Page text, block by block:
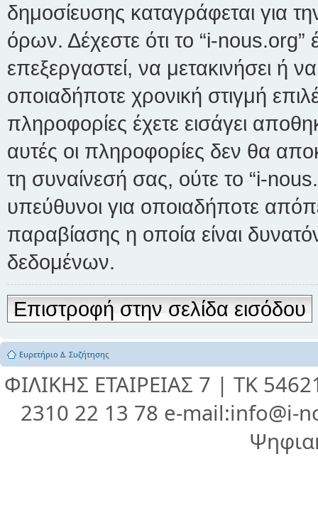
δημοσίευσης καταγράφεται για
όρων. Δέχεστε ότι το “i-nous.org”
επεξεργαστεί, να μετακινήσει ή
οποιαδήποτε χρονική στιγμή
πληροφορίες έχετε εισάγει
αυτές οι πληροφορίες δεν θα
τη συναίνεσή σας, ούτε το “i-
υπεύθυνοι για οποιαδήποτε
παραβίασης η οποία είναι
δεδομένων.
Επιστροφή στην σελίδα εισόδου
Ευρετήριο Δ. Συζήτησης
ΦΙΛΙΚΗΣ ΕΤΑΙΡΕΙΑΣ 7 | ΤΚ
2310 22 13 78 e-mail:info@i-